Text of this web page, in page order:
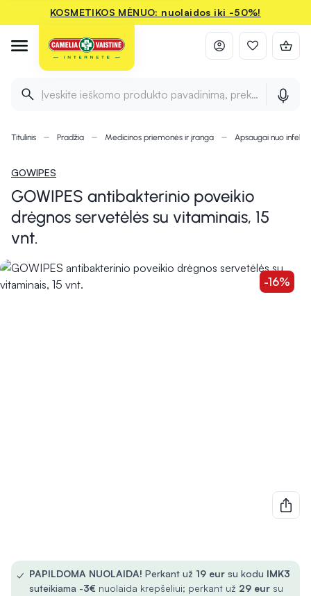
KOSMETIKOS MĖNUO: nuolaidos iki -50%!
Įveskite ieškomo produkto pavadinimą, prekės ženklą ir
Titulinis Pradžia Medicinos priemonės ir įranga Apsaugai nuo
GOWIPES
GOWIPES antibakterinio poveikio
drėgnos servetėlės su vitaminais, 15
vnt.
-16%
✓ PAPILDOMA NUOLAIDA! Perkant už 19 eur su kodu IMK3
suteikiama -3€ nuolaida krepšeliui; perkant už 29 eur su